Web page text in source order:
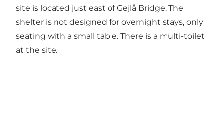
site is located just east of Gejlå Bridge. The
shelter is not designed for overnight stays, only
seating with a small table. There is a multi-toilet
at the site.